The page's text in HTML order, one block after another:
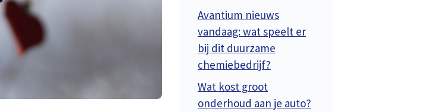
Avantium nieuws
vandaag: wat speelt er
bij dit duurzame
chemiebedrijf?
Wat kost groot
onderhoud aan je auto?